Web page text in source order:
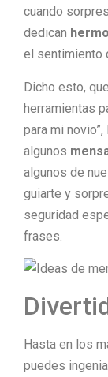
cuando
dedican
el sentimiento
Dicho esto,
herramientas
para mi
algunos
algunos de
guiarte y
seguridad
frases.
Hasta en los
puedes